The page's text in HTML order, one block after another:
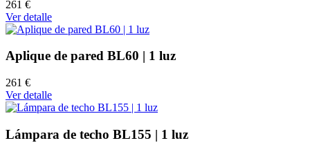
261 €
Ver detalle
Aplique de pared BL60 | 1 luz
261 €
Ver detalle
Lámpara de techo BL155 | 1 luz